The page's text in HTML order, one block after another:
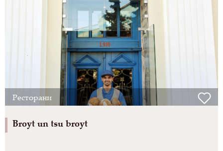
Ресторани
Broyt un tsu broyt